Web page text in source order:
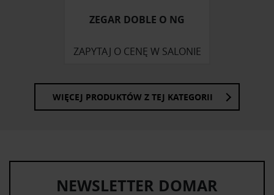
ZEGAR DOBLE O NG
ZAPYTAJ O CENĘ W SALONIE
WIĘCEJ PRODUKTÓW Z TEJ KATEGORII
NEWSLETTER DOMAR